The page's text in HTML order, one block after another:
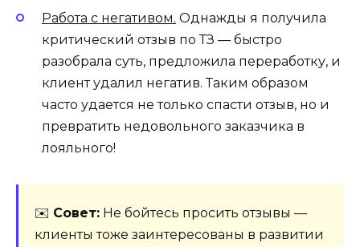
Работа с негативом. Однажды я получила
критический отзыв по ТЗ — быстро
разобрала суть, предложила переработку, и
клиент удалил негатив. Таким образом
часто удается не только спасти отзыв, но и
превратить недовольного заказчика в
лояльного!
✉️ Совет: Не бойтесь просить отзывы —
клиенты тоже заинтересованы в развитии